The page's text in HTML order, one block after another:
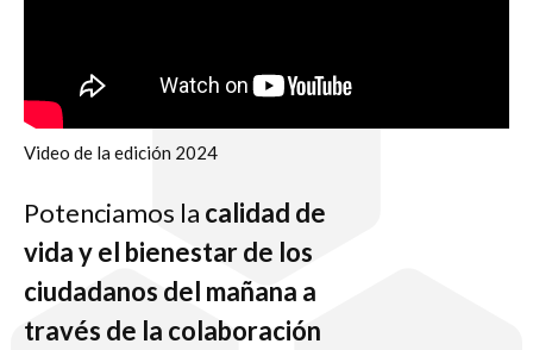
Video de la edición 2024
Potenciamos la calidad de
vida y el bienestar de los
ciudadanos del mañana a
través de la colaboración